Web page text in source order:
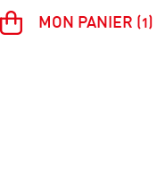
MON PANIER (1)